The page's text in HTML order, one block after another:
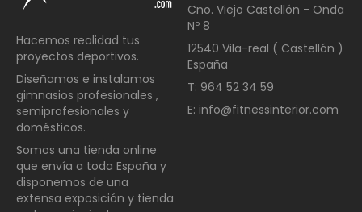
Hacemos realidad tus
proyectos deportivos.
Diseñamos e instalamos
gimnasios profesionales ,
semiprofesionales y
domésticos.
Somos una tienda online
que envía a toda España y
disponemos de una
extensa exposición y tienda
Cno. Viejo Castellón - Onda
Nº 8
12540 Vila-real ( Castellón )
España
T: 964 52 34 59
E: info@fitnessinterior.com